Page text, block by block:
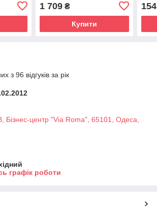
Reedle Shot 300 50ml
1 709₴
Купити
154
з 96 відгуків за рік
Бізнес-центр "Via Roma", 65101, Одеса,
графік роботи